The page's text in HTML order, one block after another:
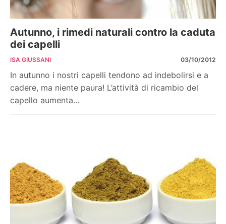
Autunno, i rimedi naturali contro la caduta
dei capelli
ISA GIUSSANI 03/10/2012
In autunno i nostri capelli tendono ad indebolirsi e a
cadere, ma niente paura! L’attività di ricambio del
capello aumenta...